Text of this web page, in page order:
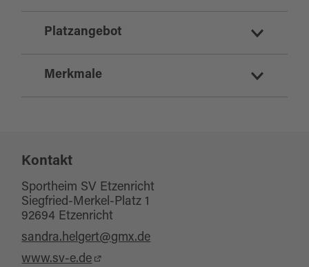
deutsch
Platzangebot
Merkmale
Wickelraum
Kontakt
Sportheim SV Etzenricht
Siegfried-Merkel-Platz 1
92694 Etzenricht
sandra.helgert@gmx.de
www.sv-e.de